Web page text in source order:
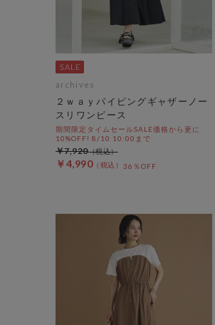
archives
２ｗａｙパイピングギャザーノー
スリワンピース
期間限定タイムセールSALE価格から更に
10%OFF! 8/10 10:00まで
￥4,990 36％OFF
￥7,920